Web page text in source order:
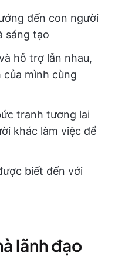
đến con người
sáng tạo
hỗ trợ lẫn nhau,
mình cùng
tranh tương lai
khác làm việc để
biết đến với
lãnh đạo